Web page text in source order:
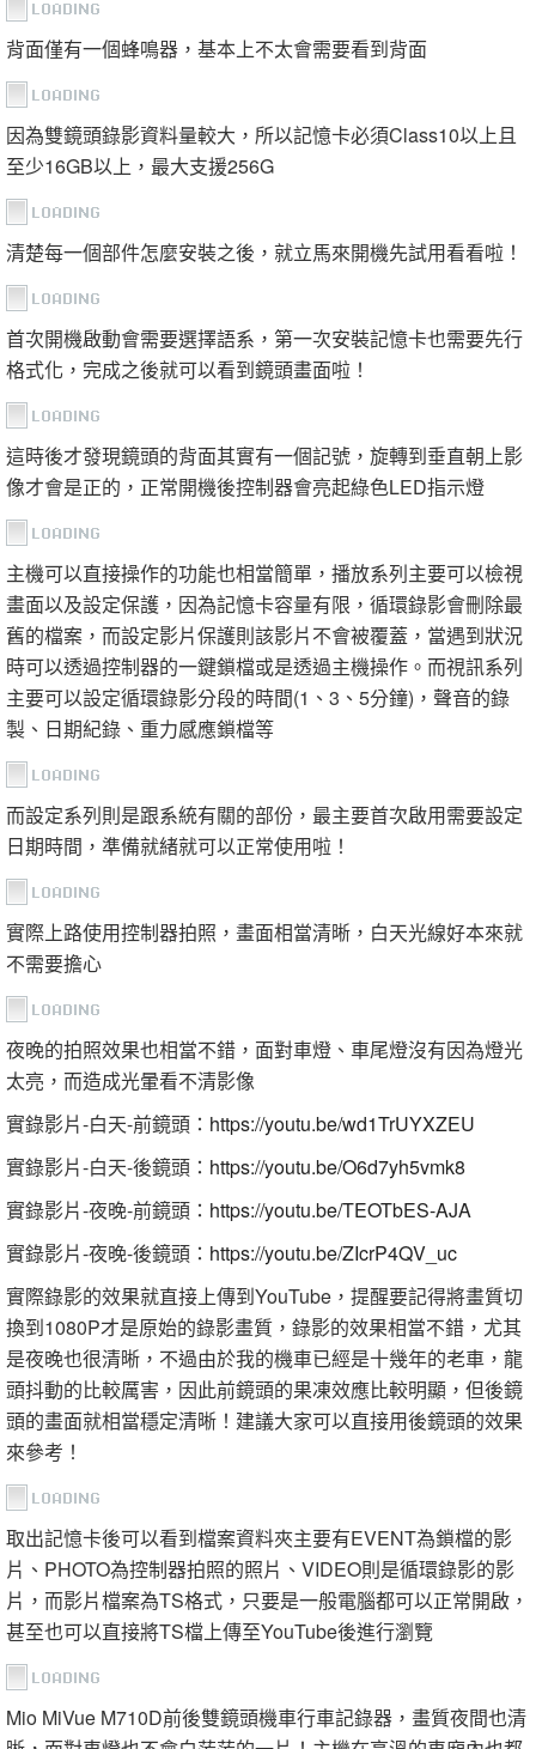
背面僅有一個蜂鳴器，基本上不太會需要看到背面
因為雙鏡頭錄影資料量較大，所以記憶卡必須Class10以上且
至少16GB以上，最大支援256G
清楚每一個部件怎麼安裝之後，就立馬來開機先試用看看啦！
首次開機啟動會需要選擇語系，第一次安裝記憶卡也需要先行
格式化，完成之後就可以看到鏡頭畫面啦！
這時後才發現鏡頭的背面其實有一個記號，旋轉到垂直朝上影
像才會是正的，正常開機後控制器會亮起綠色LED指示燈
主機可以直接操作的功能也相當簡單，播放系列主要可以檢視
畫面以及設定保護，因為記憶卡容量有限，循環錄影會刪除最
舊的檔案，而設定影片保護則該影片不會被覆蓋，當遇到狀況
時可以透過控制器的一鍵鎖檔或是透過主機操作。而視訊系列
主要可以設定循環錄影分段的時間(1、3、5分鐘)，聲音的錄
製、日期紀錄、重力感應鎖檔等
而設定系列則是跟系統有關的部份，最主要首次啟用需要設定
日期時間，準備就緒就可以正常使用啦！
實際上路使用控制器拍照，畫面相當清晰，白天光線好本來就
不需要擔心
夜晚的拍照效果也相當不錯，面對車燈、車尾燈沒有因為燈光
太亮，而造成光暈看不清影像
實錄影片-白天-前鏡頭： https://youtu.be/wd1TrUYXZEU
實錄影片-白天-後鏡頭： https://youtu.be/O6d7yh5vmk8
實錄影片-夜晚-前鏡頭： https://youtu.be/TEOTbES-AJA
實錄影片-夜晚-後鏡頭： https://youtu.be/ZIcrP4QV_uc
實際錄影的效果就直接上傳到YouTube，提醒要記得將畫質切
換到1080P才是原始的錄影畫質，錄影的效果相當不錯，尤其
是夜晚也很清晰，不過由於我的機車已經是十幾年的老車，龍
頭抖動的比較厲害，因此前鏡頭的果凍效應比較明顯，但後鏡
頭的畫面就相當穩定清晰！建議大家可以直接用後鏡頭的效果
來參考！
取出記憶卡後可以看到檔案資料夾主要有EVENT為鎖檔的影
片、PHOTO為控制器拍照的照片、VIDEO則是循環錄影的影
片，而影片檔案為TS格式，只要是一般電腦都可以正常開啟，
甚至也可以直接將TS檔上傳至YouTube後進行瀏覽
Mio MiVue M710D前後雙鏡頭機車行車記錄器，畫質夜間也清